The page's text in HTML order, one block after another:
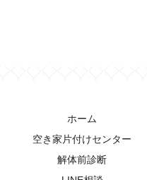
ホーム
空き家片付けセンター
解体前診断